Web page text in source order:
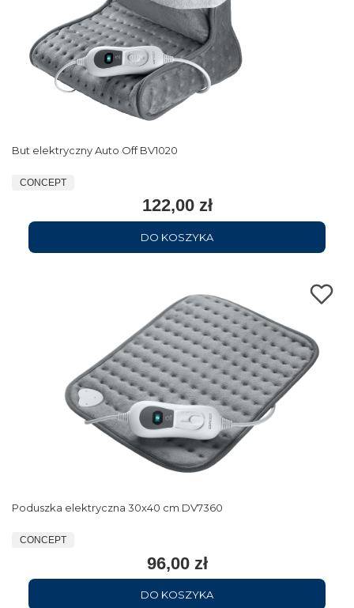
But elektryczny Auto Off BV1020
CONCEPT
122,00 zł
DO KOSZYKA
Poduszka elektryczna 30x40 cm DV7360
CONCEPT
96,00 zł
DO KOSZYKA